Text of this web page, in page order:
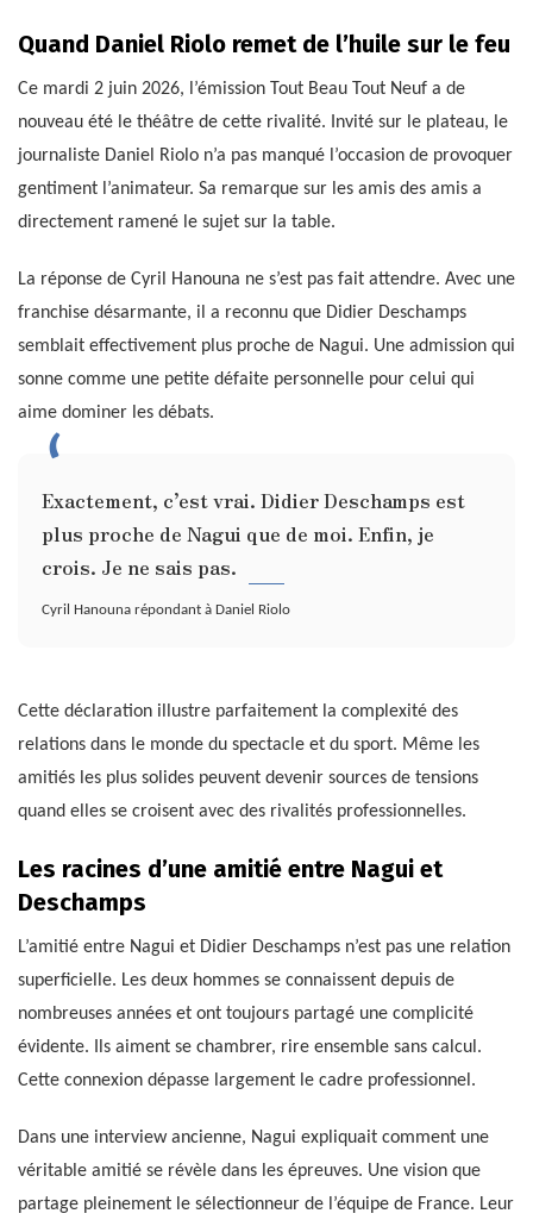
Quand Daniel Riolo remet de l’huile sur le feu
Ce mardi 2 juin 2026, l’émission Tout Beau Tout Neuf a de
nouveau été le théâtre de cette rivalité. Invité sur le plateau, le
journaliste Daniel Riolo n’a pas manqué l’occasion de provoquer
gentiment l’animateur. Sa remarque sur les amis des amis a
directement ramené le sujet sur la table.
La réponse de Cyril Hanouna ne s’est pas fait attendre. Avec une
franchise désarmante, il a reconnu que Didier Deschamps
semblait effectivement plus proche de Nagui. Une admission qui
sonne comme une petite défaite personnelle pour celui qui
aime dominer les débats.
Exactement, c’est vrai. Didier Deschamps est
plus proche de Nagui que de moi. Enfin, je
crois. Je ne sais pas.
Cyril Hanouna répondant à Daniel Riolo
Cette déclaration illustre parfaitement la complexité des
relations dans le monde du spectacle et du sport. Même les
amitiés les plus solides peuvent devenir sources de tensions
quand elles se croisent avec des rivalités professionnelles.
Les racines d’une amitié entre Nagui et
Deschamps
L’amitié entre Nagui et Didier Deschamps n’est pas une relation
superficielle. Les deux hommes se connaissent depuis de
nombreuses années et ont toujours partagé une complicité
évidente. Ils aiment se chambrer, rire ensemble sans calcul.
Cette connexion dépasse largement le cadre professionnel.
Dans une interview ancienne, Nagui expliquait comment une
véritable amitié se révèle dans les épreuves. Une vision que
partage pleinement le sélectionneur de l’équipe de France. Leur